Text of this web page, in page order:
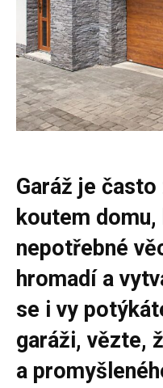
Garáž je
koutem
nepotřebné
hromadí a
se i vy
garáži, vězte,
a